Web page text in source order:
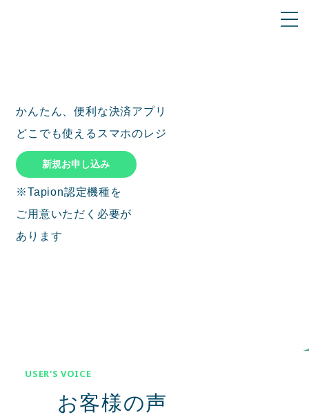
かんたん、便利な決済アプリ
どこでも使えるスマホのレジ
新規お申し込み
※Tapion認定機種を
ご用意いただく必要が
あります
USER'S VOICE
お客様の声